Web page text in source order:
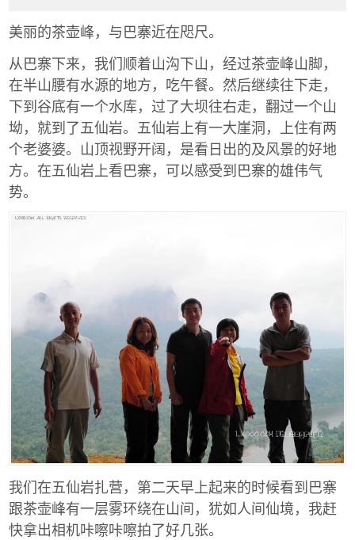
美丽的茶壶峰，与巴寨近在咫尺。
从巴寨下来，我们顺着山沟下山，经过茶壶峰山脚，
在半山腰有水源的地方，吃午餐。然后继续往下走，
下到谷底有一个水库，过了大坝往右走，翻过一个山
坳，就到了五仙岩。五仙岩上有一大崖洞，上住有两
个老婆婆。山顶视野开阔，是看日出的及风景的好地
方。在五仙岩上看巴寨，可以感受到巴寨的雄伟气
势。
我们在五仙岩扎营，第二天早上起来的时候看到巴寨
跟茶壶峰有一层雾环绕在山间，犹如人间仙境，我赶
快拿出相机咔嚓咔嚓拍了好几张。